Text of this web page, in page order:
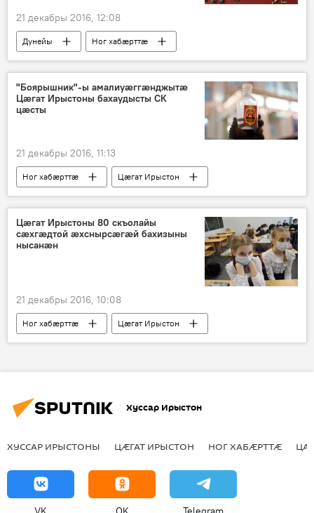
21 декабры 2016, 12:08
Дунейы Ног хабӕрттӕ
"Боярышник"-ы амалиуӕггӕнджытӕ
Цӕгат Ирыстоны бахаудысты СК
цӕсты
21 декабры 2016, 11:13
Ног хабӕрттӕ Цӕгат Ирыстон
Цæгат Ирыстоны 80 скъолайы
сæхгæдтой æхснырсæгæй бахизыны
нысанæн
21 декабры 2016, 10:08
Ног хабӕрттӕ Цӕгат Ирыстон
Хуссар Ирыстон
ХУССАР ИРЫСТОНЫ ЦӔГАТ ИРЫСТОН НОГ ХАБӔРТТӔ